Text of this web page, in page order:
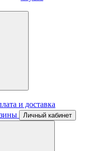
и доставка
Личный кабинет